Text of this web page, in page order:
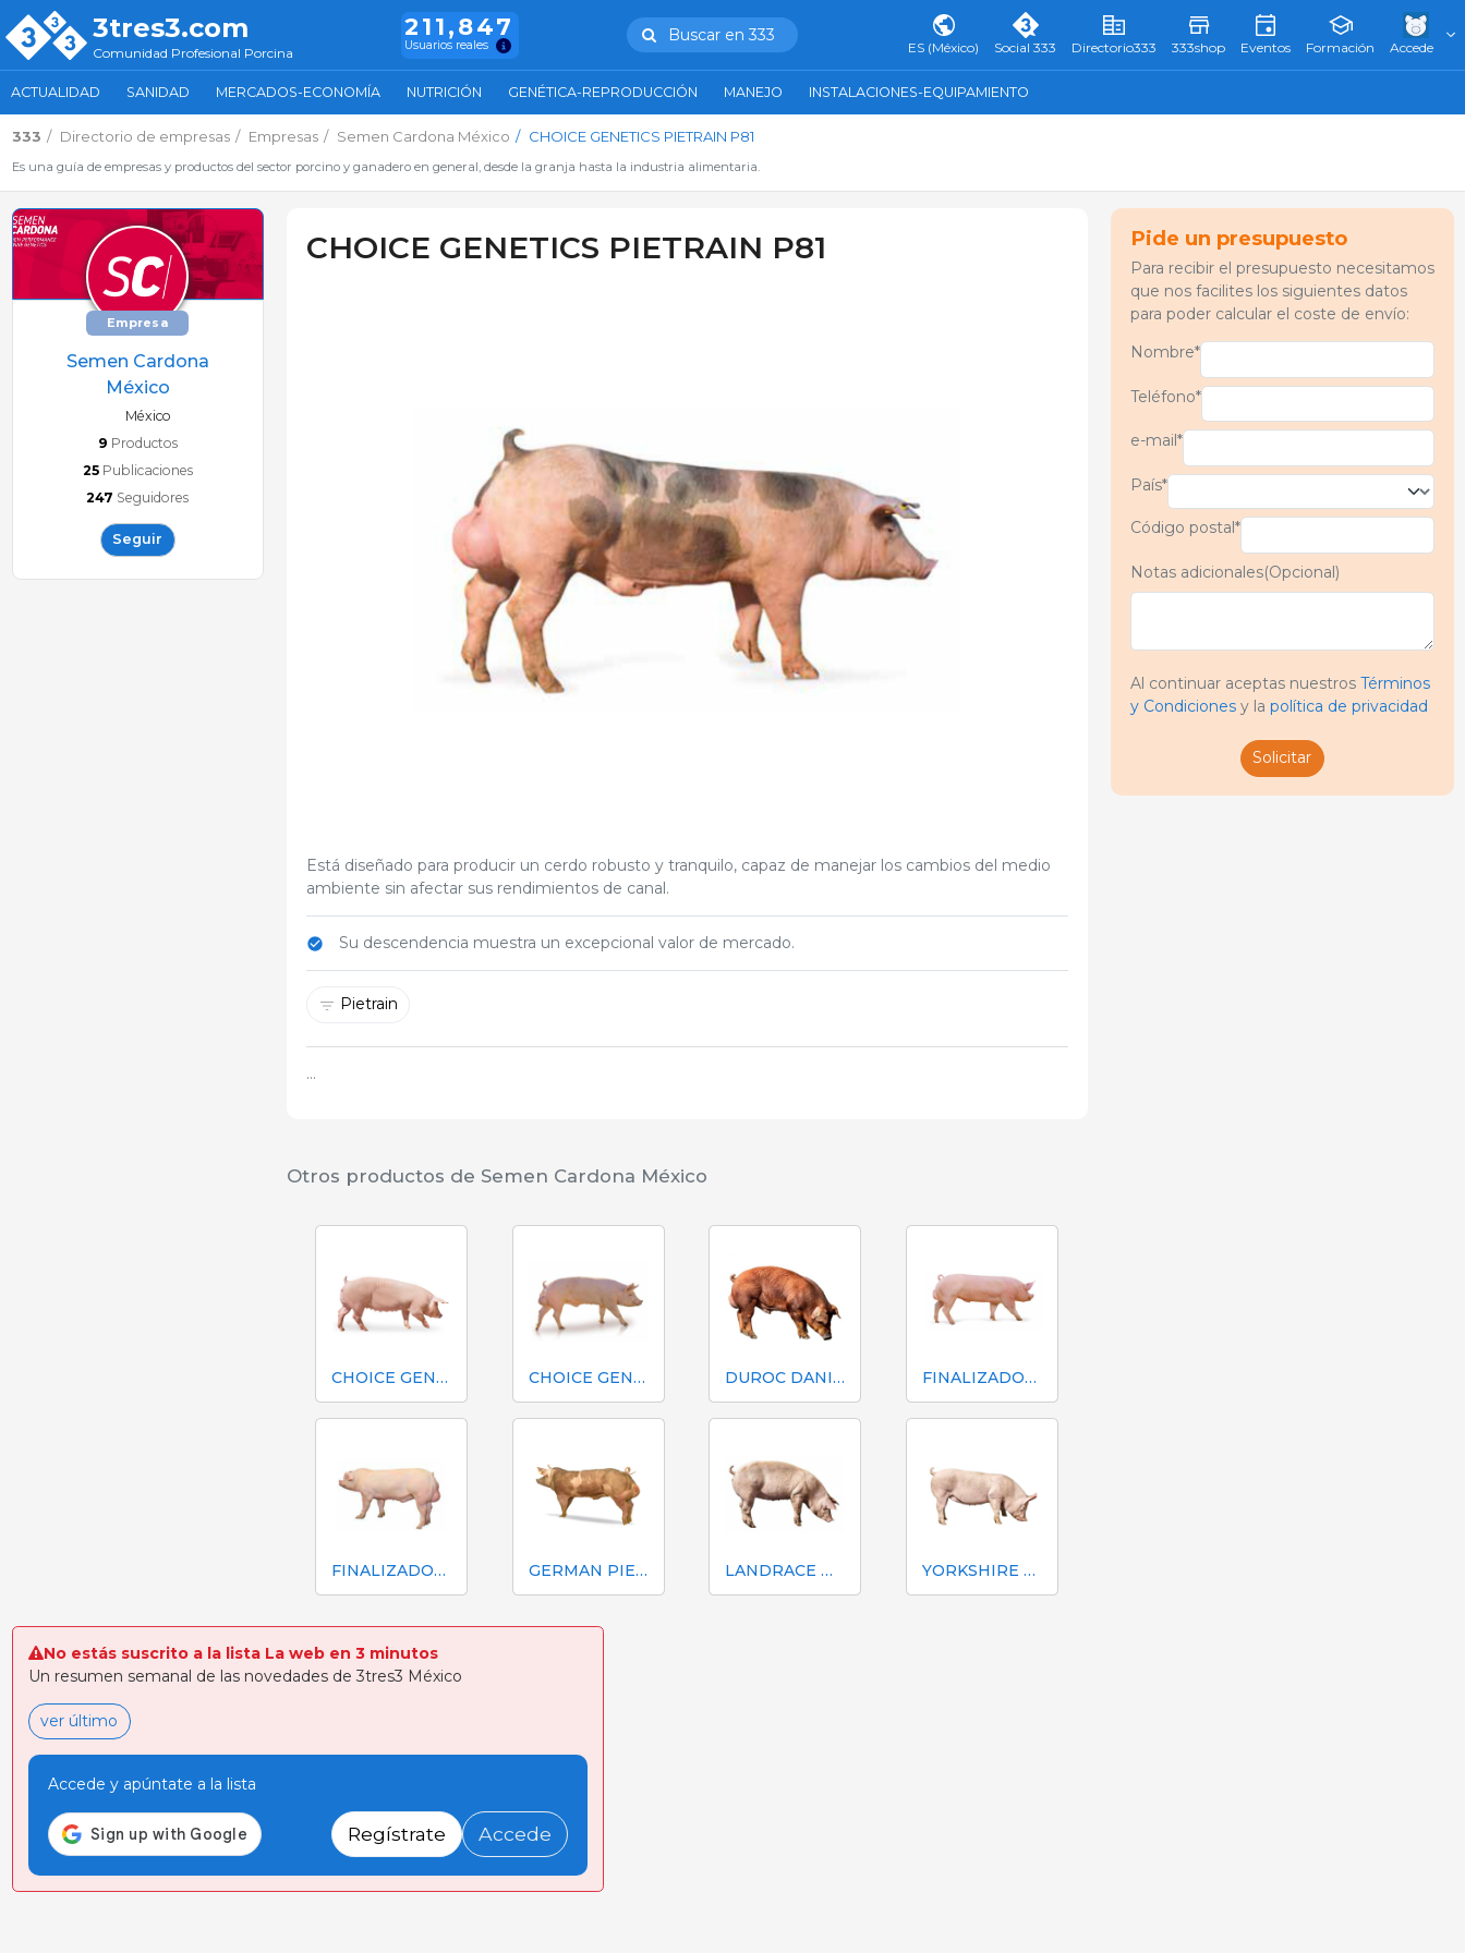
3tres3.com
Comunidad Profesional Porcina
211,847
Usuarios reales
Buscar en 333
ES (México) Social 333 Directorio333 333shop Eventos Formación Accede
ACTUALIDAD SANIDAD MERCADOS-ECONOMÍA NUTRICIÓN GENÉTICA-REPRODUCCIÓN MANEJO INSTALACIONES-EQUIPAMIENTO
333 Directorio de empresas Empresas Semen Cardona México CHOICE GENETICS PIETRAIN P81
Es una guía de empresas y productos del sector porcino y ganadero en general, desde la granja hasta la industria alimentaria.
Empresa
Semen Cardona
México
México
9 Productos
25 Publicaciones
247 Seguidores
Seguir
CHOICE GENETICS PIETRAIN P81
Está diseñado para producir un cerdo robusto y tranquilo, capaz de manejar los cambios del medio
ambiente sin afectar sus rendimientos de canal.
Su descendencia muestra un excepcional valor de mercado.
Pietrain
...
Otros productos de Semen Cardona México
CHOICE GENETICS LANDRACE - M6 CHOICE GENETICS LARGE-WHITE - M3 DUROC DANISH GENETICS FINALIZADOR MAXIMUS
FINALIZADOR SINTÉTICO PIC 410 GERMAN PIETRAIN LANDRACE DANISH GENETICS YORKSHIRE DANISH GENETICS
Pide un presupuesto
Para recibir el presupuesto necesitamos
que nos facilites los siguientes datos
para poder calcular el coste de envío:
Nombre*
Teléfono*
e-mail*
País*
Código postal*
Notas adicionales(Opcional)
Al continuar aceptas nuestros Términos
y Condicionesy la política de privacidad
Solicitar
No estás suscrito a la lista La web en 3 minutos
Un resumen semanal de las novedades de 3tres3 México
ver último
Accede y apúntate a la lista
Regístrate Accede